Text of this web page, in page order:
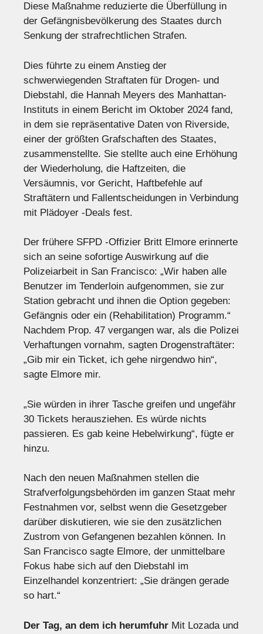
Diese Maßnahme reduzierte die Überfüllung in
der Gefängnisbevölkerung des Staates durch
Senkung der strafrechtlichen Strafen.
Dies führte zu einem Anstieg der
schwerwiegenden Straftaten für Drogen- und
Diebstahl, die Hannah Meyers des Manhattan-
Instituts in einem Bericht im Oktober 2024 fand,
in dem sie repräsentative Daten von Riverside,
einer der größten Grafschaften des Staates,
zusammenstellte. Sie stellte auch eine Erhöhung
der Wiederholung, die Haftzeiten, die
Versäumnis, vor Gericht, Haftbefehle auf
Straftätern und Fallentscheidungen in Verbindung
mit Plädoyer -Deals fest.
Der frühere SFPD -Offizier Britt Elmore erinnerte
sich an seine sofortige Auswirkung auf die
Polizeiarbeit in San Francisco: „Wir haben alle
Benutzer im Tenderloin aufgenommen, sie zur
Station gebracht und ihnen die Option gegeben:
Gefängnis oder ein (Rehabilitation) Programm.“
Nachdem Prop. 47 vergangen war, als die Polizei
Verhaftungen vornahm, sagten Drogenstraftäter:
„Gib mir ein Ticket, ich gehe nirgendwo hin“,
sagte Elmore mir.
„Sie würden in ihrer Tasche greifen und ungefähr
30 Tickets herausziehen. Es würde nichts
passieren. Es gab keine Hebelwirkung“, fügte er
hinzu.
Nach den neuen Maßnahmen stellen die
Strafverfolgungsbehörden im ganzen Staat mehr
Festnahmen vor, selbst wenn die Gesetzgeber
darüber diskutieren, wie sie den zusätzlichen
Zustrom von Gefangenen bezahlen können. In
San Francisco sagte Elmore, der unmittelbare
Fokus habe sich auf den Diebstahl im
Einzelhandel konzentriert: „Sie drängen gerade
so hart.“
Der Tag, an dem ich herumfuhr Mit Lozada und